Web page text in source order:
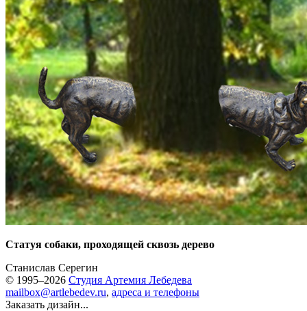
Статуя собаки, проходящей сквозь дерево
Станислав Серегин
© 1995–2026 Студия Артемия Лебедева
mailbox@artlebedev.ru, адреса и телефоны
Заказать дизайн...